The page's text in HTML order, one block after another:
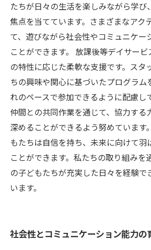
たちが日々の生活を楽しみながら学び
焦点を当てています。さまざまなアク
て、遊びながら社会性やコミュニケー
ことができます。 放課後等デイサー
の特性に応じた柔軟な支援です。スタ
ちの興味や関心に基づいたプログラム
れのペースで参加できるように配慮し
仲間との共同作業を通じて、協力する
深めることができるよう努めています
もたちは自信を持ち、未来に向けて羽
ことができます。私たちの取り組みを
の子どもたちが充実した日々を経験で
います。
社会性とコミュニケーション能力の